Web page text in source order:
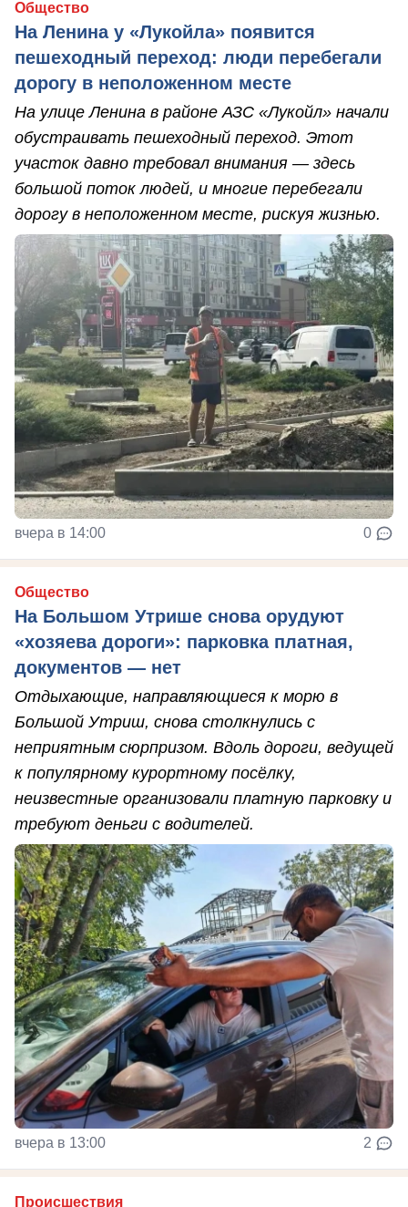
Общество
На Ленина у «Лукойла» появится
пешеходный переход: люди перебегали
дорогу в неположенном месте
На улице Ленина в районе АЗС «Лукойл» начали
обустраивать пешеходный переход. Этот
участок давно требовал внимания — здесь
большой поток людей, и многие перебегали
дорогу в неположенном месте, рискуя жизнью.
вчера в 14:00 0
Общество
На Большом Утрише снова орудуют
«хозяева дороги»: парковка платная,
документов — нет
Отдыхающие, направляющиеся к морю в
Большой Утриш, снова столкнулись с
неприятным сюрпризом. Вдоль дороги, ведущей
к популярному курортному посёлку,
неизвестные организовали платную парковку и
требуют деньги с водителей.
вчера в 13:00 2
Происшествия